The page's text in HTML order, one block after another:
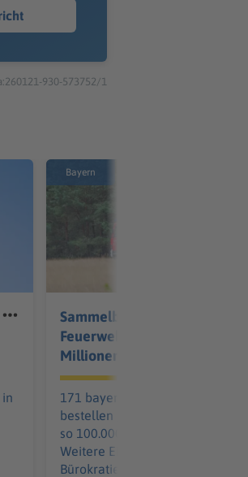
930-573752/1
in
Bayern
Sammelbestellung für
Feuerwehrautos soll
Millionen sparen
171 bayerische Kommunen
bestellen gemeinsam - und
so 100.000 pro Löschfahrzeug.
Weitere Einsparungen in der
Bürokratie kommen hinzu.